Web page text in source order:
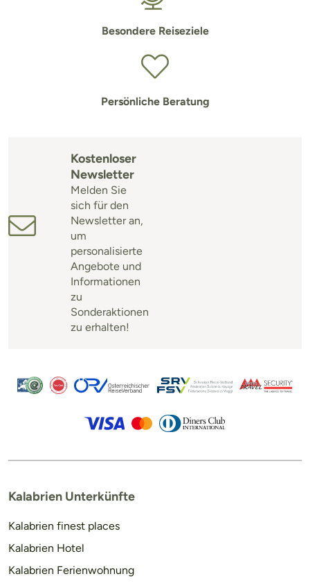
Besondere Reiseziele
Persönliche Beratung
Kostenloser
Newsletter
Melden Sie
sich für den
Newsletter an,
um
personalisierte
Angebote und
Informationen
zu
Sonderaktionen
zu erhalten!
Kalabrien Unterkünfte
Kalabrien finest places
Kalabrien Hotel
Kalabrien Ferienwohnung